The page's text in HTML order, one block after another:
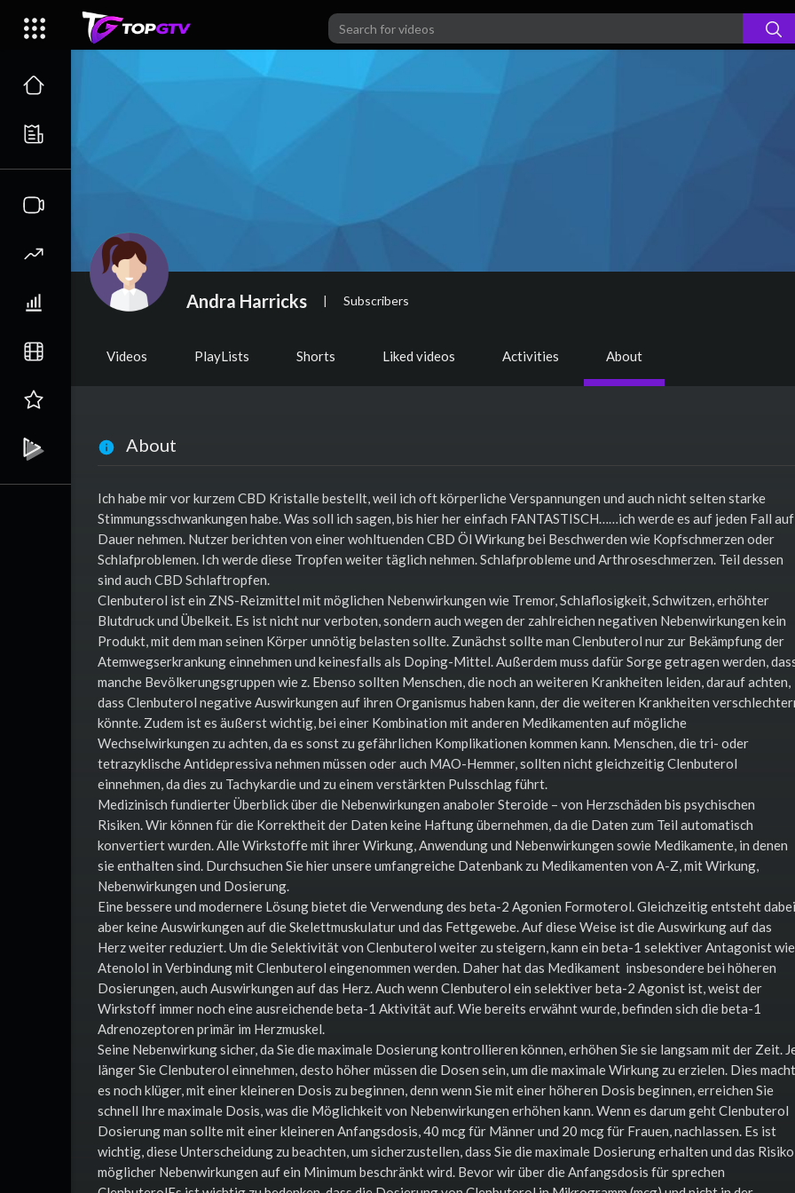
Andra Harricks | Subscribers
Videos PlayLists Shorts Liked videos Activities About
About
Ich habe mir vor kurzem CBD Kristalle bestellt, weil ich oft körperliche Verspannungen und auch nicht selten starke
Stimmungsschwankungen habe. Was soll ich sagen, bis hier her einfach FANTASTISCH……ich werde es auf jeden Fall auf
Dauer nehmen. Nutzer berichten von einer wohltuenden CBD Öl Wirkung bei Beschwerden wie Kopfschmerzen oder
Schlafproblemen. Ich werde diese Tropfen weiter täglich nehmen. Schlafprobleme und Arthroseschmerzen. Teil dessen
sind auch CBD Schlaftropfen.
Clenbuterol ist ein ZNS-Reizmittel mit möglichen Nebenwirkungen wie Tremor, Schlaflosigkeit, Schwitzen, erhöhter
Blutdruck und Übelkeit. Es ist nicht nur verboten, sondern auch wegen der zahlreichen negativen Nebenwirkungen kein
Produkt, mit dem man seinen Körper unnötig belasten sollte. Zunächst sollte man Clenbuterol nur zur Bekämpfung der
Atemwegserkrankung einnehmen und keinesfalls als Doping-Mittel. Außerdem muss dafür Sorge getragen werden,
manche Bevölkerungsgruppen wie z. Ebenso sollten Menschen, die noch an weiteren Krankheiten leiden, darauf achten,
dass Clenbuterol negative Auswirkungen auf ihren Organismus haben kann, der die weiteren Krankheiten
könnte. Zudem ist es äußerst wichtig, bei einer Kombination mit anderen Medikamenten auf mögliche
Wechselwirkungen zu achten, da es sonst zu gefährlichen Komplikationen kommen kann. Menschen, die tri- oder
tetrazyklische Antidepressiva nehmen müssen oder auch MAO-Hemmer, sollten nicht gleichzeitig Clenbuterol
einnehmen, da dies zu Tachykardie und zu einem verstärkten Pulsschlag führt.
Medizinisch fundierter Überblick über die Nebenwirkungen anaboler Steroide – von Herzschäden bis psychischen
Risiken. Wir können für die Korrektheit der Daten keine Haftung übernehmen, da die Daten zum Teil automatisch
konvertiert wurden. Alle Wirkstoffe mit ihrer Wirkung, Anwendung und Nebenwirkungen sowie Medikamente, in denen
sie enthalten sind. Durchsuchen Sie hier unsere umfangreiche Datenbank zu Medikamenten von A-Z, mit Wirkung,
Nebenwirkungen und Dosierung.
Eine bessere und modernere Lösung bietet die Verwendung des beta-2 Agonien Formoterol. Gleichzeitig entsteht dabei
aber keine Auswirkungen auf die Skelettmuskulatur und das Fettgewebe. Auf diese Weise ist die Auswirkung auf das
Herz weiter reduziert. Um die Selektivität von Clenbuterol weiter zu steigern, kann ein beta-1 selektiver Antagonist wie
Atenolol in Verbindung mit Clenbuterol eingenommen werden. Daher hat das Medikament insbesondere bei höheren
Dosierungen, auch Auswirkungen auf das Herz. Auch wenn Clenbuterol ein selektiver beta-2 Agonist ist, weist der
Wirkstoff immer noch eine ausreichende beta-1 Aktivität auf. Wie bereits erwähnt wurde, befinden sich die beta-1
Adrenozeptoren primär im Herzmuskel.
Seine Nebenwirkung sicher, da Sie die maximale Dosierung kontrollieren können, erhöhen Sie sie langsam mit der Zeit.
länger Sie Clenbuterol einnehmen, desto höher müssen die Dosen sein, um die maximale Wirkung zu erzielen. Dies macht
es noch klüger, mit einer kleineren Dosis zu beginnen, denn wenn Sie mit einer höheren Dosis beginnen, erreichen Sie
schnell Ihre maximale Dosis, was die Möglichkeit von Nebenwirkungen erhöhen kann. Wenn es darum geht Clenbuterol
Dosierung man sollte mit einer kleineren Anfangsdosis, 40 mcg für Männer und 20 mcg für Frauen, nachlassen. Es ist
wichtig, diese Unterscheidung zu beachten, um sicherzustellen, dass Sie die maximale Dosierung erhalten und das Risiko
möglicher Nebenwirkungen auf ein Minimum beschränkt wird. Bevor wir über die Anfangsdosis für sprechen